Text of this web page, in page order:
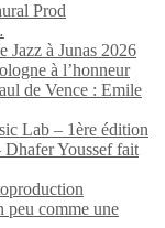
Prod
Jazz à Junas 2026
à l’honneur
de Vence : Emile
Lab – 1ère édition
Youssef fait
peu comme une